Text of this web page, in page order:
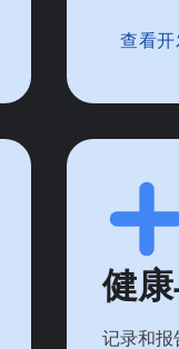
查看
健
记录和报